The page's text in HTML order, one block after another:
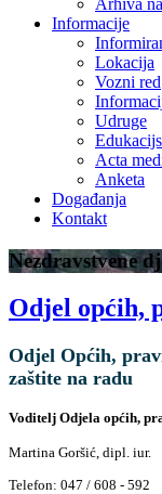
Informacije
Lokacija
Vozni red
Udruge
Acta
Anketa
Događanja
Kontakt
Nezdravstvene
Odjel općih,
Odjel Općih,
zaštite na radu
Voditelj Odjela općih,
Martina Goršić, dipl. iur.
Telefon: 047 / 608 - 592